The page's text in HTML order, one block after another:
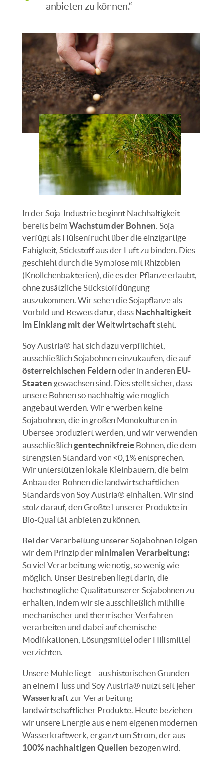
anbieten zu können.“
In der Soja-Industrie beginnt Nachhaltigkeit
bereits beim Wachstum der Bohnen . Soja
verfügt als Hülsenfrucht über die einzigartige
Fähigkeit, Stickstoff aus der Luft zu binden. Dies
geschieht durch die Symbiose mit Rhizobien
(Knöllchenbakterien), die es der Pflanze erlaubt,
ohne zusätzliche Stickstoffdüngung
auszukommen. Wir sehen die Sojapflanze als
Vorbild und Beweis dafür, dass Nachhaltigkeit
im Einklang mit der Weltwirtschaft steht.
Soy Austria® hat sich dazu verpflichtet,
ausschließlich Sojabohnen einzukaufen, die auf
österreichischen Feldern oder in anderen EU-
Staaten gewachsen sind. Dies stellt sicher, dass
unsere Bohnen so nachhaltig wie möglich
angebaut werden. Wir erwerben keine
Sojabohnen, die in großen Monokulturen in
Übersee produziert werden, und wir verwenden
ausschließlichgentechnikfreieBohnen, die dem
strengsten Standard von <0,1% entsprechen.
Wir unterstützen lokale Kleinbauern, die beim
Anbau der Bohnen die landwirtschaftlichen
Standards von Soy Austria® einhalten. Wir sind
stolz darauf, den Großteil unserer Produkte in
Bio-Qualität anbieten zu können.
Bei der Verarbeitung unserer Sojabohnen folgen
wir dem Prinzip der minimalen Verarbeitung:
So viel Verarbeitung wie nötig, so wenig wie
möglich. Unser Bestreben liegt darin, die
höchstmögliche Qualität unserer Sojabohnen zu
erhalten, indem wir sie ausschließlich mithilfe
mechanischer und thermischer Verfahren
verarbeiten und dabei auf chemische
Modifikationen, Lösungsmittel oder Hilfsmittel
verzichten.
Unsere Mühle liegt – aus historischen Gründen –
an einem Fluss und Soy Austria® nutzt seit jeher
Wasserkraft zur Verarbeitung
landwirtschaftlicher Produkte. Heute beziehen
wir unsere Energie aus einem eigenen modernen
Wasserkraftwerk, ergänzt um Strom, der aus
100% nachhaltigen Quellen bezogen wird.